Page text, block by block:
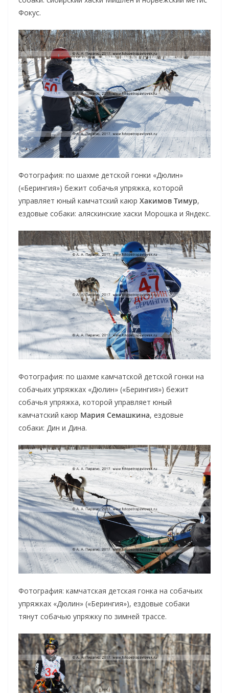
Фокус.
Фотография: по шахме детской гонки «Дюлин»
(«Берингия») бежит собачья упряжка, которой
управляет юный камчатский каюр Хакимов Тимур,
ездовые собаки: аляскинские хаски Морошка и Яндекс.
Фотография: по шахме камчатской детской гонки на
собачьих упряжках «Дюлин» («Берингия») бежит
собачья упряжка, которой управляет юный
камчатский каюр Мария Семашкина, ездовые
собаки: Дин и Дина.
Фотография: камчатская детская гонка на собачьих
упряжках «Дюлин» («Берингия»), ездовые собаки
тянут собачью упряжку по зимней трассе.